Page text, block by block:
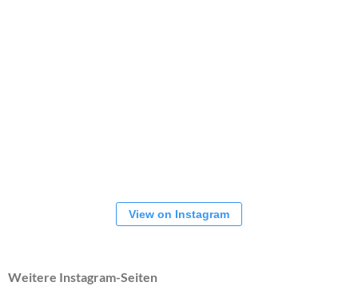
View on Instagram
Weitere Instagram-Seiten